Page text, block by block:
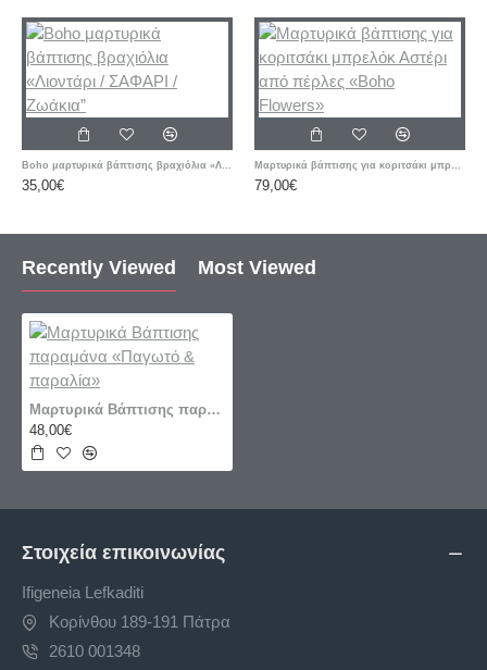
Boho μαρτυρικά βάπτισης βραχιόλια «Λιοντάρι / ΣΑΦΑΡΙ / Ζωάκια”
35,00€
Μαρτυρικά βάπτισης για κοριτσάκι μπρελόκ Αστέρι από πέρλες «Boho Flowers»
79,00€
Recently Viewed Most Viewed
Μαρτυρικά Βάπτισης παραμάνα «Παγωτό & παραλία»
48,00€
Στοιχεία επικοινωνίας
Ifigeneia Lefkaditi
Κορίνθου 189-191 Πάτρα
2610 001348